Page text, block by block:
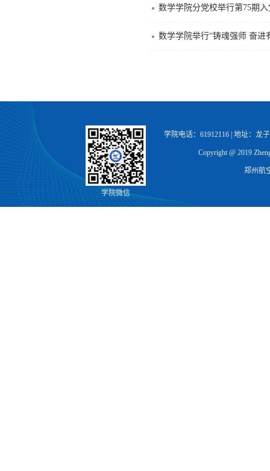
数学学院分党校举行第75期
数学学院举行“铸魂强师 奋进
学院微信
学院电话：61912116 | 地址：龙
Copyright @ 2019
郑州航